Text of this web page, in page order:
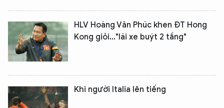
HLV Hoàng Văn Phúc khen ĐT Hong
Kong giỏi..."lái xe buýt 2 tầng"
Khi người Italia lên tiếng
XIN CHÀO,
TÔI LÀ CHATBOT CỦA
Hãy hỏi tôi bất kỳ điều gì bạn cần biết về
An Ninh Thủ Đô nhé. Tôi sẵn sàng hỗ trợ!